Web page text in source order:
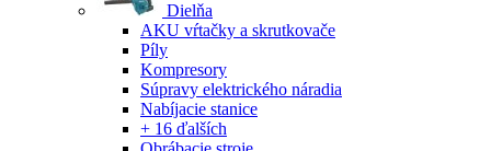
Dielňa
AKU vŕtačky a skrutkovače
Píly
Kompresory
Súpravy elektrického náradia
Nabíjacie stanice
+ 16 ďalších